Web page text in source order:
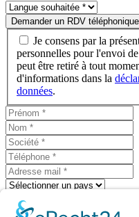
Demander un RDV téléphonique
Je consens par la
personnelles pour l'envoi
peut être retiré à tout
d'informations dans la
données.